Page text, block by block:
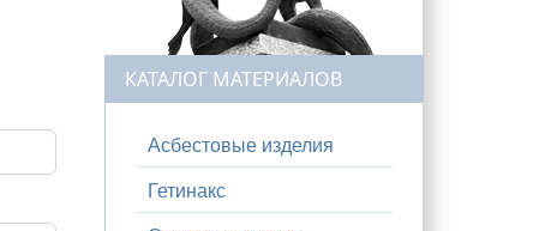
КАТАЛОГ МАТЕРИАЛОВ
Асбестовые изделия
Гетинакс